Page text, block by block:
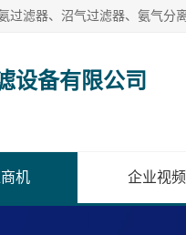
设备有限公司
机 企业视频